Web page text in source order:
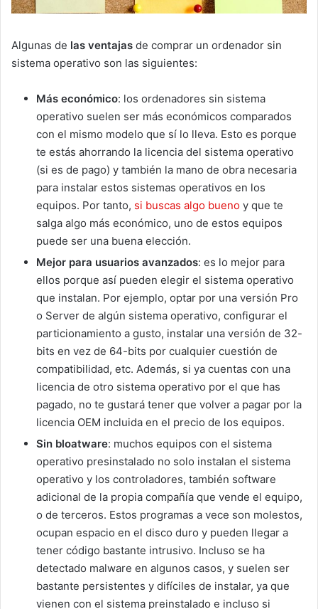
Algunas de las ventajas de comprar un ordenador sin
sistema operativo son las siguientes:
Más económico: los ordenadores sin sistema
operativo suelen ser más económicos comparados
con el mismo modelo que sí lo lleva. Esto es porque
te estás ahorrando la licencia del sistema operativo
(si es de pago) y también la mano de obra necesaria
para instalar estos sistemas operativos en los
equipos. Por tanto, si buscas algo bueno y que te
salga algo más económico, uno de estos equipos
puede ser una buena elección.
Mejor para usuarios avanzados: es lo mejor para
ellos porque así pueden elegir el sistema operativo
que instalan. Por ejemplo, optar por una versión Pro
o Server de algún sistema operativo, configurar el
particionamiento a gusto, instalar una versión de 32-
bits en vez de 64-bits por cualquier cuestión de
compatibilidad, etc. Además, si ya cuentas con una
licencia de otro sistema operativo por el que has
pagado, no te gustará tener que volver a pagar por la
licencia OEM incluida en el precio de los equipos.
Sin bloatware: muchos equipos con el sistema
operativo presinstalado no solo instalan el sistema
operativo y los controladores, también software
adicional de la propia compañía que vende el equipo,
o de terceros. Estos programas a vece son molestos,
ocupan espacio en el disco duro y pueden llegar a
tener código bastante intrusivo. Incluso se ha
detectado malware en algunos casos, y suelen ser
bastante persistentes y difíciles de instalar, ya que
vienen con el sistema preinstalado e incluso si